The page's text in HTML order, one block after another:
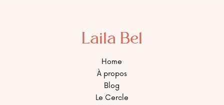
Laila Bel
Home
À propos
Blog
Le Cercle